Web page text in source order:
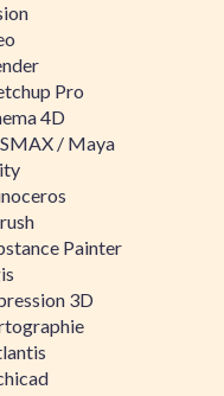
Pro
4D
/ Maya
Painter
3D